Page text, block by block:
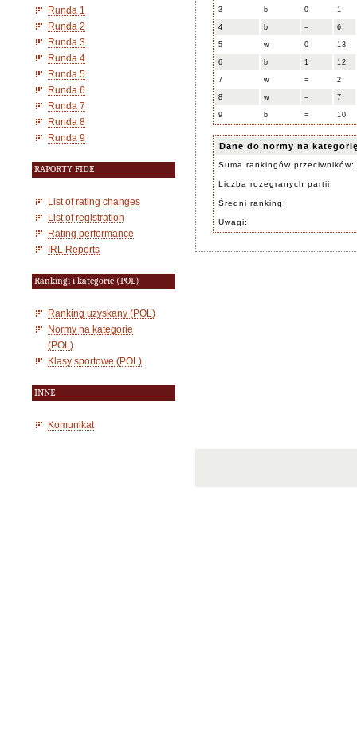
Runda 1
Runda 2
Runda 3
Runda 4
Runda 5
Runda 6
Runda 7
Runda 8
Runda 9
RAPORTY FIDE
List of rating changes
List of registration
Rating performance
IRL Reports
Rankingi i kategorie (POL)
Ranking uzyskany (POL)
Normy na kategorie
(POL)
Klasy sportowe (POL)
INNE
Komunikat
3 b 0 1
4 b = 6
5 w 0 13
6 b 1 12
7 w = 2
8 w = 7
9 b = 10
Dane do normy na
Suma rankingów przeciwników:
Liczba rozegranych partii:
Średni ranking:
Uwagi: